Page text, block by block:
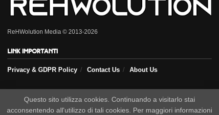
ReHWolution Media © 2013-2026
Link importanti
Privacy & GDPR Policy Contact Us About Us
Seguici sui nostri social
Questo sito utilizza cookies. Continuando a visitarlo stai
acconsentendo all'utilizzo di tali cookies. Per maggiori informazioni